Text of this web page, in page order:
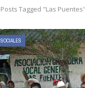
Posts Tagged "Las Puentes"
SOCIALES